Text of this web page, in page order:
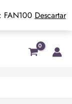
FAN100 Descartar